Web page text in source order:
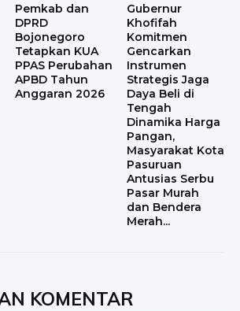
Pemkab dan
DPRD
Bojonegoro
Tetapkan KUA
PPAS Perubahan
APBD Tahun
Anggaran 2026
Gubernur
Khofifah
Komitmen
Gencarkan
Instrumen
Strategis Jaga
Daya Beli di
Tengah
Dinamika Harga
Pangan,
Masyarakat Kota
Pasuruan
Antusias Serbu
Pasar Murah
dan Bendera
Merah...
KOMENTAR